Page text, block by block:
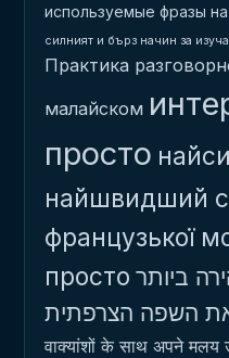
используемые фразы
силният и бърз начин за
Практика
малайском
просто
найшвидший
французької
просто ביותר
השפה הצרפתית
वाक्यांशों के साथ अपने मलय